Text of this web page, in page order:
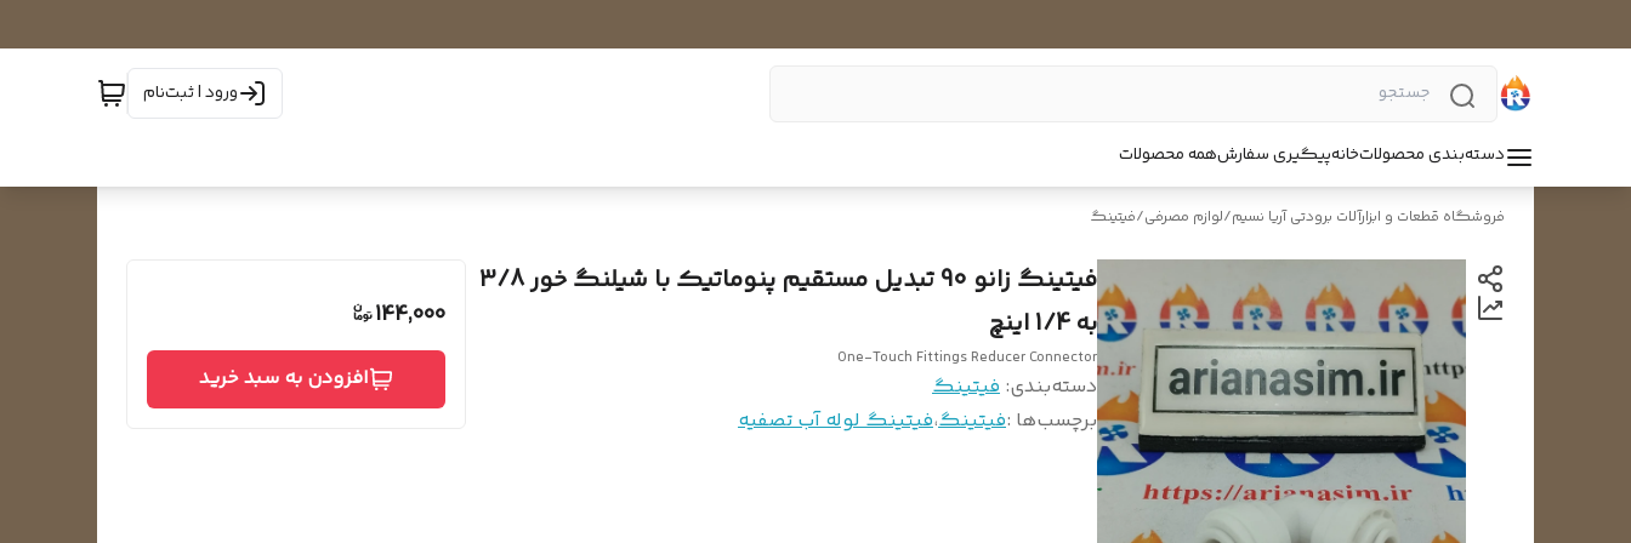
ورود | ثبت‌نام
دسته‌بندی محصولاتخانهپیگیری سفارشهمه محصولات
فروشگاه قطعات و ابزارآلات برودتی آریا نسیم/لوازم مصرفی/فیتینگ
فیتینگ زانو 90 تبدیل مستقیم پنوماتیک با شیلنگ خور 3/8
به 1/4 اینچ
One-Touch Fittings Reducer Connector
دسته‌بندی: فیتینگ
برچسب‌ها :فیتینگ،فیتینگ لوله آب تصفیه
144,000
افزودن به سبد خرید